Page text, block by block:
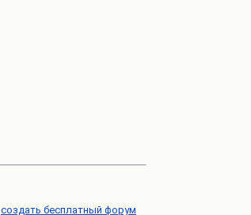
создать бесплатный форум